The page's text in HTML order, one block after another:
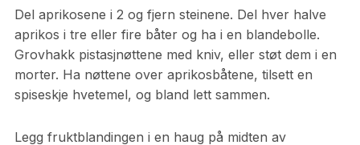
Del aprikosene i 2 og fjern steinene. Del hver halve
aprikos i tre eller fire båter og ha i en blandebolle.
Grovhakk pistasjnøttene med kniv, eller støt dem i en
morter. Ha nøttene over aprikosbåtene, tilsett en
spiseskje hvetemel, og bland lett sammen.
Legg fruktblandingen i en haug på midten av